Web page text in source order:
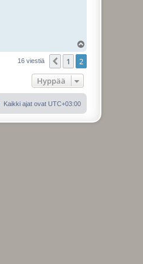
s
16 viestiä Edellinen
1 2
Hyppää
Kaikki ajat ovat UTC+03:00